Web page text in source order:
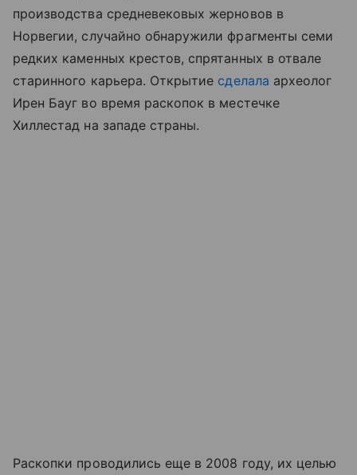
производства средневековых жерновов в
Норвегии, случайно обнаружили фрагменты семи
редких каменных крестов, спрятанных в отвале
старинного карьера. Открытие сделала археолог
Ирен Бауг во время раскопок в местечке
Хиллестад на западе страны.
Раскопки проводились еще в 2008 году, их целью